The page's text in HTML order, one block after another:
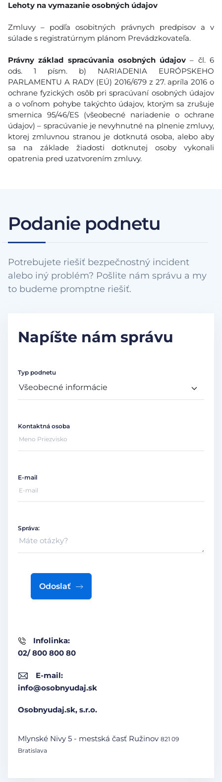
Lehoty na vymazanie osobných údajov
Zmluvy – podľa osobitných právnych predpisov a v
súlade s registratúrnym plánom Prevádzkovateľa.
Právny základ spracúvania osobných údajov – čl. 6
ods. 1 písm. b) NARIADENIA EURÓPSKEHO
PARLAMENTU A RADY (EÚ) 2016/679 z 27. apríla 2016 o
ochrane fyzických osôb pri spracúvaní osobných údajov
a o voľnom pohybe takýchto údajov, ktorým sa zrušuje
smernica 95/46/ES (všeobecné nariadenie o ochrane
údajov) – spracúvanie je nevyhnutné na plnenie zmluvy,
ktorej zmluvnou stranou je dotknutá osoba, alebo aby
sa na základe žiadosti dotknutej osoby vykonali
opatrenia pred uzatvorením zmluvy.
Podanie podnetu
Potrebujete riešiť bezpečnostný incident
alebo iný problém? Pošlite nám správu a my
to budeme promptne riešiť.
Napíšte nám správu
Infolinka:
02/ 800 800 80
E-mail:
info@osobnyudaj.sk
Osobnyudaj.sk, s.r.o.
Mlynské Nivy 5 - mestská časť Ružinov 821 09
Bratislava
Typ podnetu
Kontaktná osoba
E-mail
Správa:
Odoslať